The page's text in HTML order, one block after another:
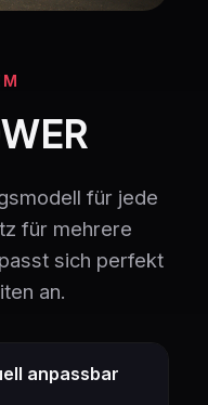
für jede
für mehrere
sich perfekt
an.
anpassbar